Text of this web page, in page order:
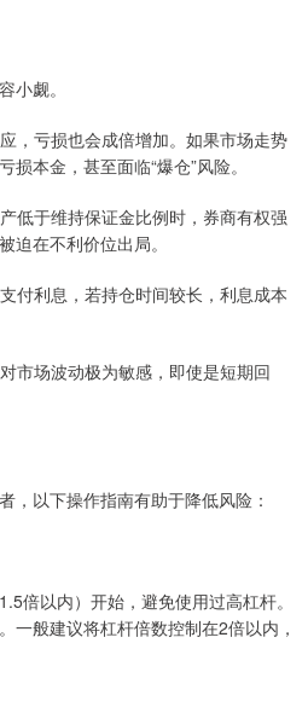
小觑。
，亏损也会成倍增加。如果市场走势
本金，甚至面临“爆仓”风险。
低于维持保证金比例时，券商有权强
迫在不利价位出局。
付利息，若持仓时间较长，利息成本
市场波动极为敏感，即使是短期回
，以下操作指南有助于降低风险：
倍以内）开始，避免使用过高杠杆。
一般建议将杠杆倍数控制在2倍以内，